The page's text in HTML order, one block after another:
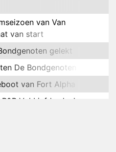
van Van
van start
gelekt
De Bondgenoten
van Fort Alpha
Vol Liefde-deelnemer